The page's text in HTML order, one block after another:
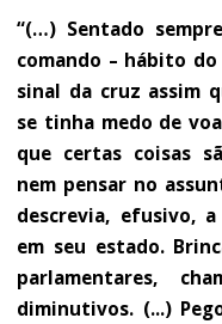
“(…) Sentado
comando – hábito
sinal da cruz assim
se tinha medo de
que certas coisas
nem pensar no
descrevia, efusivo,
em seu estado.
parlamentares,
diminutivos. (...)